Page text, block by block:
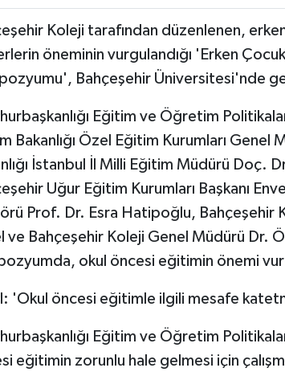
Koleji tarafından düzenlenen,
öneminin vurgulandığı 'Erken
Bahçeşehir Üniversitesi'nde
Eğitim ve Öğretim
Bakanlığı Özel Eğitim Kurumları
İstanbul İl Milli Eğitim Müdürü Doç.
Uğur Eğitim Kurumları Başkanı
Prof. Dr. Esra Hatipoğlu, Bahçeşehir
ve Bahçeşehir Koleji Genel Müdürü Dr.
okul öncesi eğitimin önemi
'Okul öncesi eğitimle ilgili mesafe
Eğitim ve Öğretim
eğitimin zorunlu hale gelmesi için